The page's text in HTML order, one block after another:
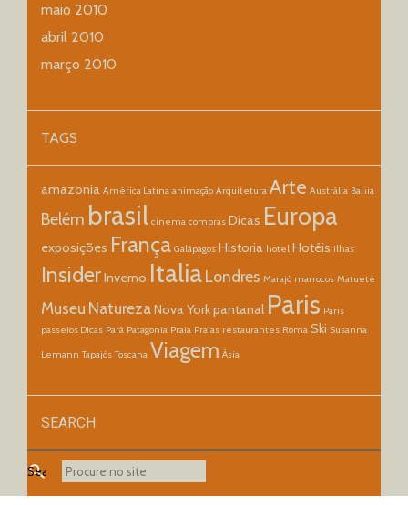
maio 2010
abril 2010
março 2010
TAGS
amazonia América Latina animação Arquitetura Arte Austrália Bahia
Belém brasil cinema compras Dicas Europa
exposições França Galápagos Historia hotel Hotéis ilhas
InsiderInverno ItaliaLondres Marajó marrocos Matueté
Museu NaturezaNova Yorkpantanal Paris Paris
passeios Dicas Pará Patagonia Praia Praias restaurantes Roma Ski Susanna
Lemann Tapajós Toscana Viagem Ásia
SEARCH